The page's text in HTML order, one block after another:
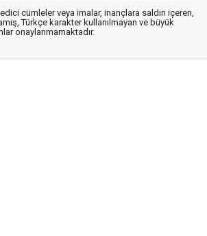
cümleler veya imalar, inançlara saldırı içeren,
Türkçe karakter kullanılmayan ve büyük
onaylanmamaktadır.